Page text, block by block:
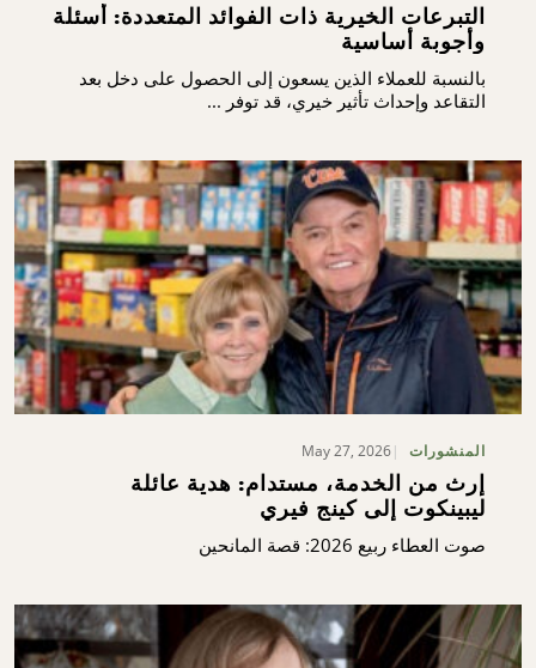
التبرعات الخيرية ذات الفوائد المتعددة: أسئلة
وأجوبة أساسية
بالنسبة للعملاء الذين يسعون إلى الحصول على دخل بعد
التقاعد وإحداث تأثير خيري، قد توفر ...
المنشورات May 27, 2026
إرث من الخدمة، مستدام: هدية عائلة
ليبينكوت إلى كينج فيري
صوت العطاء ربيع 2026: قصة المانحين